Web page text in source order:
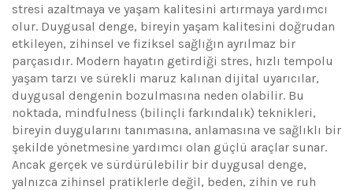
stresi azaltmaya ve yaşam kalitesini artırmaya yardımcı
olur. Duygusal denge, bireyin yaşam kalitesini doğrudan
etkileyen, zihinsel ve fiziksel sağlığın ayrılmaz bir
parçasıdır. Modern hayatın getirdiği stres, hızlı tempolu
yaşam tarzı ve sürekli maruz kalınan dijital uyarıcılar,
duygusal dengenin bozulmasına neden olabilir. Bu
noktada, mindfulness (bilinçli farkındalık) teknikleri,
bireyin duygularını tanımasına, anlamasına ve sağlıklı bir
şekilde yönetmesine yardımcı olan güçlü araçlar sunar.
Ancak gerçek ve sürdürülebilir bir duygusal denge,
yalnızca zihinsel pratiklerle değil, beden, zihin ve ruh